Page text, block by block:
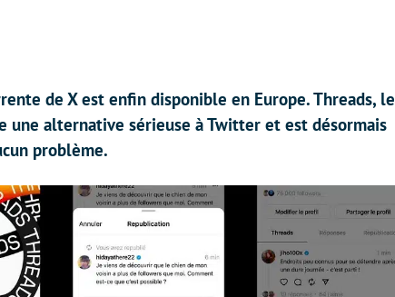
de X est enfin disponible en Europe. Threads, le
une alternative sérieuse à Twitter et est désormais
problème.